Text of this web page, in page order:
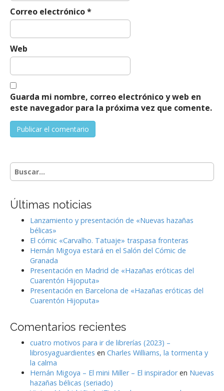
Correo electrónico*
Web
Guarda mi nombre, correo electrónico y web en
este navegador para la próxima vez que comente.
S
e
c
Últimas noticias
Lanzamiento y presentación de «Nuevas hazañas
bélicas»
El cómic «Carvalho. Tatuaje» traspasa fronteras
Hernán Migoya estará en el Salón del Cómic de
Granada
Presentación en Madrid de «Hazañas eróticas del
Cuarentón Hijoputa»
Presentación en Barcelona de «Hazañas eróticas del
Cuarentón Hijoputa»
Comentarios recientes
cuatro motivos para ir de librerías (2023) –
librosyaguardientes en Charles Williams, la tormenta y
la calma
Hernán Migoya – El mini Miller – El inspiradoren Nuevas
hazañas bélicas (seriado)